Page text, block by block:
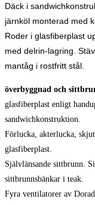
Däck i
järnköl monterad med
Roder i glasfiberplast
med delrin-lagring.
mantåg i rostfritt stål.
överbyggnad och
glasfiberplast enligt
sandwichkonstruktion.
Förlucka, akterlucka,
glasfiberplast.
Självlänsande sittbrunn.
sittbrunnsbänkar i teak.
Fyra ventilatorer av